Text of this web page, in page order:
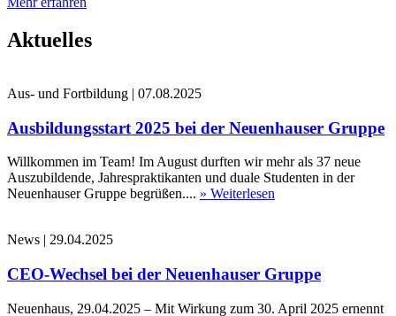
Aktuelles
Aus- und Fortbildung | 07.08.2025
Ausbildungsstart 2025 bei der Neuenhauser Gruppe
Willkommen im Team! Im August durften wir mehr als 37 neue
Auszubildende, Jahrespraktikanten und duale Studenten in der
Neuenhauser Gruppe begrüßen.... » Weiterlesen
News | 29.04.2025
CEO-Wechsel bei der Neuenhauser Gruppe
Neuenhaus, 29.04.2025 – Mit Wirkung zum 30. April 2025 ernennt